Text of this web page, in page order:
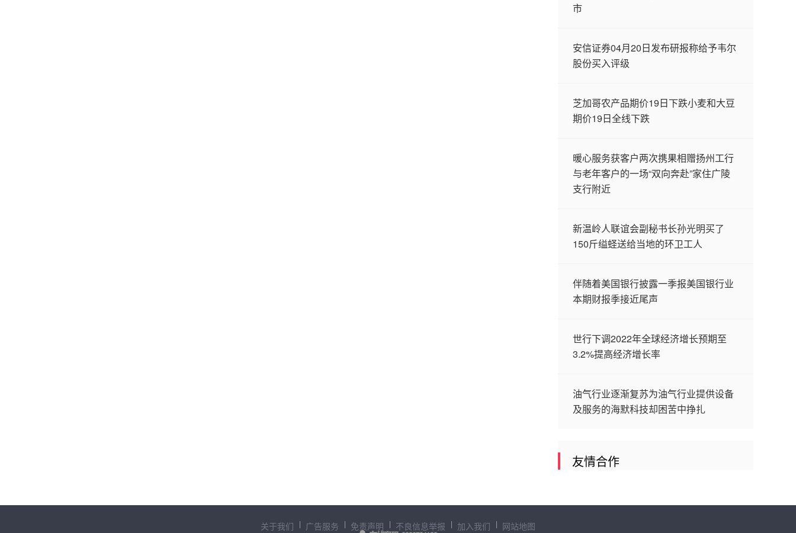
市
安信证券04月20日发布研报称给予韦尔
股份买入评级
芝加哥农产品期价19日下跌小麦和大豆
期价19日全线下跌
暖心服务获客户两次携果相赠扬州工行
与老年客户的一场“双向奔赴”家住广陵
支行附近
新温岭人联谊会副秘书长孙光明买了
150斤缢蛏送给当地的环卫工人
伴随着美国银行披露一季报美国银行业
本期财报季接近尾声
世行下调2022年全球经济增长预期至
3.2%提高经济增长率
油气行业逐渐复苏为油气行业提供设备
及服务的海默科技却困苦中挣扎
友情合作
关于我们 广告服务 免责声明 不良信息举报 加入我们 网站地图